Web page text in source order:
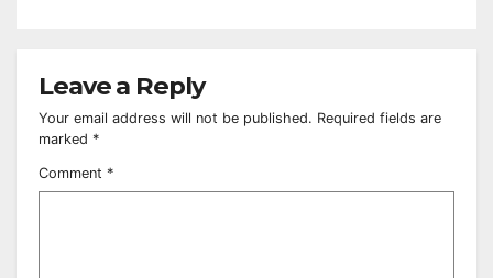
Leave a Reply
Your email address will not be published. Required fields are
marked *
Comment *